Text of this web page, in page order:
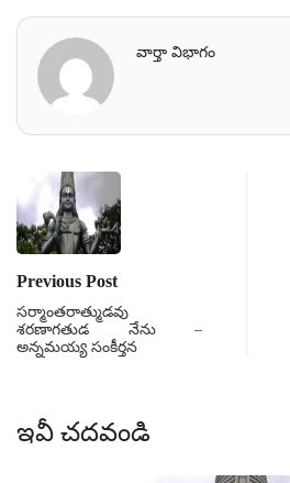
వార్తా విభాగం
Previous Post
సర్మాంతరాత్ముడవు
శరణాగతుడ నేను –
అన్నమయ్య సంకీర్తన
ఇవీ చదవండి